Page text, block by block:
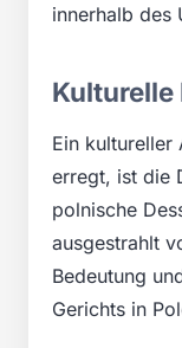
innerhalb des
Kulturelle
Ein kultureller
erregt, ist die
polnische
ausgestrahlt
Bedeutung
Gerichts in